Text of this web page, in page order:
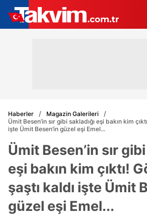
Haberler
Magazin Galerileri
Ümit Besen’in sır gibi sakladığı eşi bakın kim
işte Ümit Besen’in güzel eşi Emel...
Ümit Besen’in sır
eşi bakın kim çıktı!
şaştı kaldı işte Ümit
güzel eşi Emel...